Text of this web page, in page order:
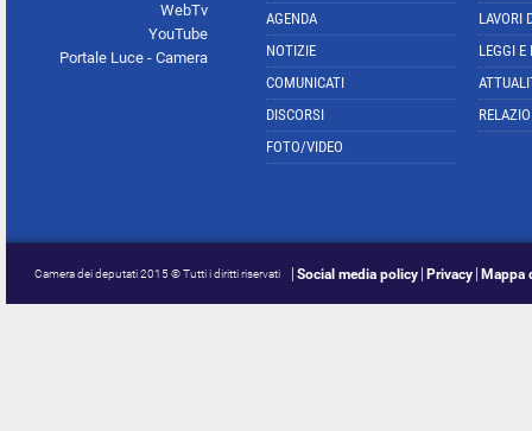
WebTv
YouTube
Portale Luce - Camera
AGENDA
NOTIZIE
COMUNICATI
DISCORSI
FOTO/VIDEO
LAVORI
LEGGI E
Camera dei deputati 2015 © Tutti i diritti riservati Social media policy Privacy Mappa